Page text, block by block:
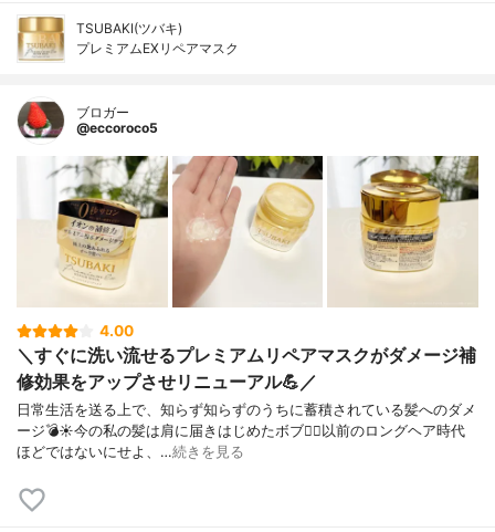
TSUBAKI(ツバキ)
プレミアムEXリペアマスク
ブロガー
@eccoroco5
4.00
＼すぐに洗い流せるプレミアムリペアマスクがダメージ補
修効果をアップさせリニューアル💪／
日常生活を送る上で、知らず知らずのうちに蓄積されている髪へのダメ
ージ💣☀️⁡⁡今の私の髪は肩に届きはじめたボブ🙋‍♀️⁡以前のロングヘア時代
ほどではないにせよ、…続きを見る